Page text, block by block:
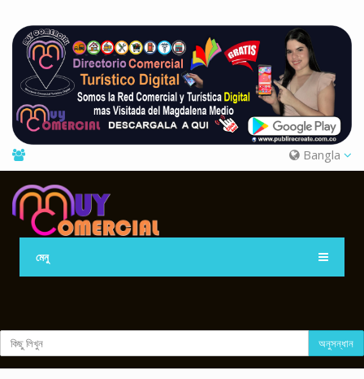
Bangla
মেনু
অনুসন্ধান